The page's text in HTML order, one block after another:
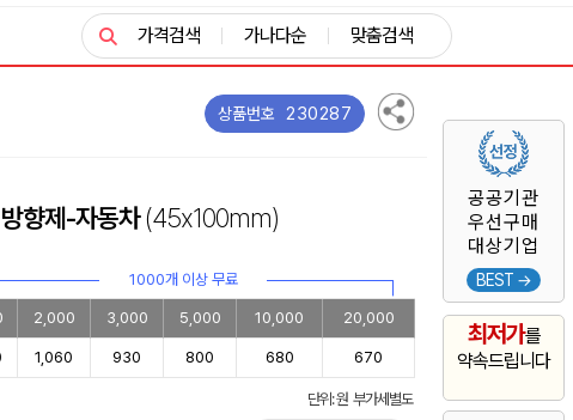
공공기관
우선구매
대상기업
BEST →
최저가를
약속드립니다
가격검색 가나다순 맞춤검색
상품번호 230287
향제-자동차(45x100mm)
1000개 이상 무료
2,000 3,000 5,000 10,000 20,000
1,060 930 800 680 670
단위: 원 부가세별도